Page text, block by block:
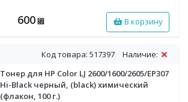
600 ⃏ В корзину
Код товара: 517397
Наличие:
Тонер для HP Color LJ 2600/1600/2605/EP307
Hi-Black черный, (black) химический
(флакон, 100 г.)